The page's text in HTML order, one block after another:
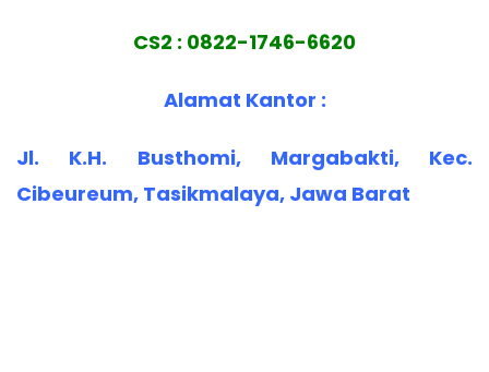
CS2 : 0822-1746-6620
Alamat Kantor :
Jl. K.H. Busthomi, Margabakti, Kec.
Cibeureum, Tasikmalaya, Jawa Barat